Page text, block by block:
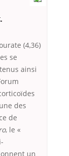
(4,36)
se
ainsi
des
de
, le «
un